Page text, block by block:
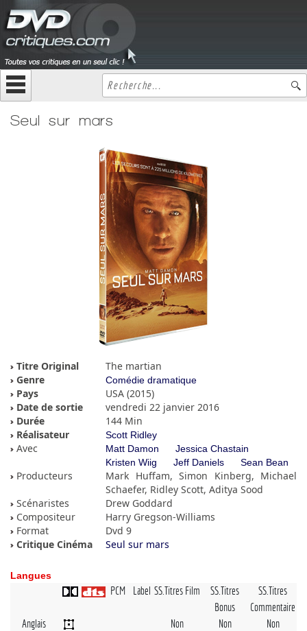
Seul sur mars
Titre Original
The martian
Genre
Comédie dramatique
Pays
USA (2015)
Date de sortie
vendredi 22 janvier 2016
Durée
144 Min
Réalisateur
Scott Ridley
Avec Matt Damon
Jessica Chastain
Kristen Wiig
Jeff Daniels Sean Bean
Producteurs
Mark Huffam, Simon Kinberg, Michael
Schaefer, Ridley Scott, Aditya Sood
Scénaristes
Drew Goddard
Compositeur
Harry Gregson-Williams
Format
Dvd 9
Critique Cinéma
Seul sur mars
Langues
PCM Label SS.Titres Film
SS.Titres
Bonus
SS.Titres
Commentaire
Anglais
Non Non
Non